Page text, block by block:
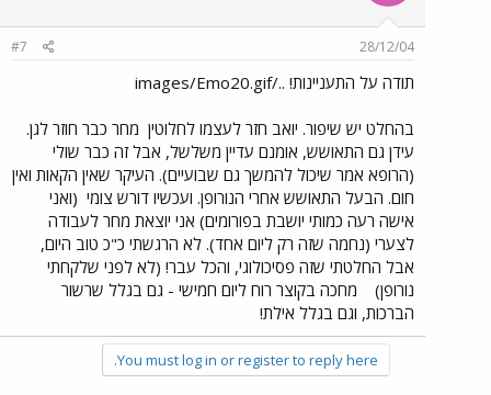
28/12/04
#7
תודה על התעניינות! ../images/Emo20.gif
בהחלט יש שיפור. יואב חזר לעצמו לחלוטין מחר כבר חוזר לגן.
עידן גם התאושש, אומנם עדיין משלשל, אבל זה כבר שולי
(הרופא אמר שיכול להמשך גם שבועיים). העיקר שאין הקאות ואין
חום. הבעל התאושש אחרי הנורופן. ועכשיו דורש צומי (ואני
אישה רעה כמותי יושבת בפורומים) אני יוצאת מחר לעבודה
לצערי (נחמה שזה רק ליום אחד). לא הרגשתי כ"כ טוב היום,
אבל החלטתי שזה פסיכולוגי, והכל עבר! (לא לפני שלקחתי
נורופן)
מחכה בקוצר רוח ליום חמישי - גם בגלל שרשור
הברכות, וגם בגלל אילת!
You must log in or register to reply here.